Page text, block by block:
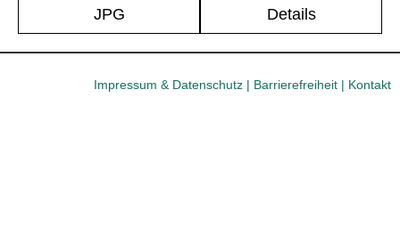
JPG Details
Impressum & Datenschutz | Barrierefreiheit | Kontakt